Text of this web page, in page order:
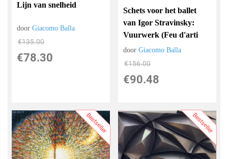
Lijn van snelheid
doorGiacomo Balla
€135.00
€78.30
Schets voor het ballet
van Igor Stravinsky:
Vuurwerk (Feu d'arti
doorGiacomo Balla
€156.00
€90.48
Bestseller Bestseller